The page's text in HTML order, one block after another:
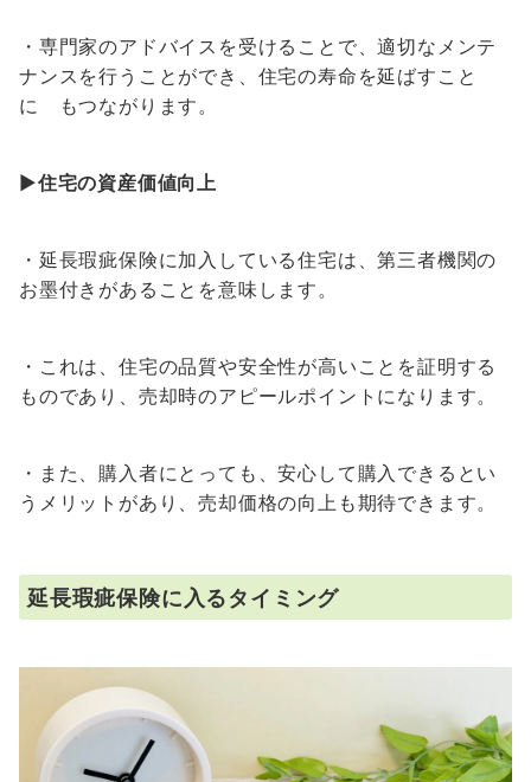
・専門家のアドバイスを受けることで、適切なメンテ
ナンスを行うことができ、住宅の寿命を延ばすこと
に もつながります。
▶住宅の資産価値向上
・延長瑕疵保険に加入している住宅は、第三者機関の
お墨付きがあることを意味します。
・これは、住宅の品質や安全性が高いことを証明する
ものであり、売却時のアピールポイントになります。
・また、購入者にとっても、安心して購入できるとい
うメリットがあり、売却価格の向上も期待できます。
延長瑕疵保険に入るタイミング